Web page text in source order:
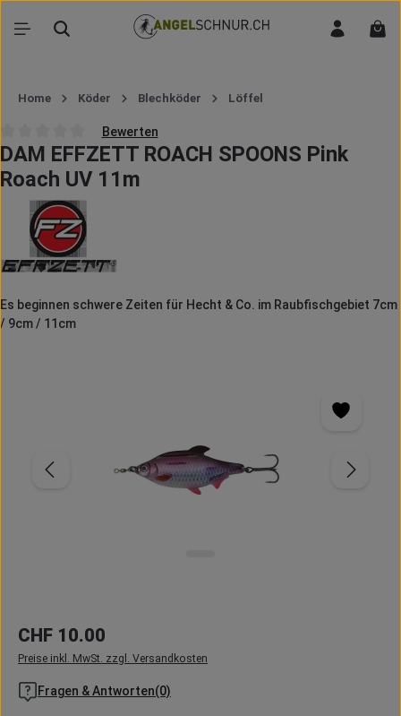
Zum Hauptinhalt springen
Home Köder Blechköder Löffel
Durchschnittliche Bewertung von 0 von 5 Sternen
Bewerten
DAM EFFZETT ROACH SPOONS Pink
Roach UV 11m
Es beginnen schwere Zeiten für Hecht & Co. im Raubfischgebiet 7cm
/ 9cm / 11cm
Regulärer Preis:
CHF 10.00
Preise inkl. MwSt. zzgl. Versandkosten
Fragen & Antworten(0)